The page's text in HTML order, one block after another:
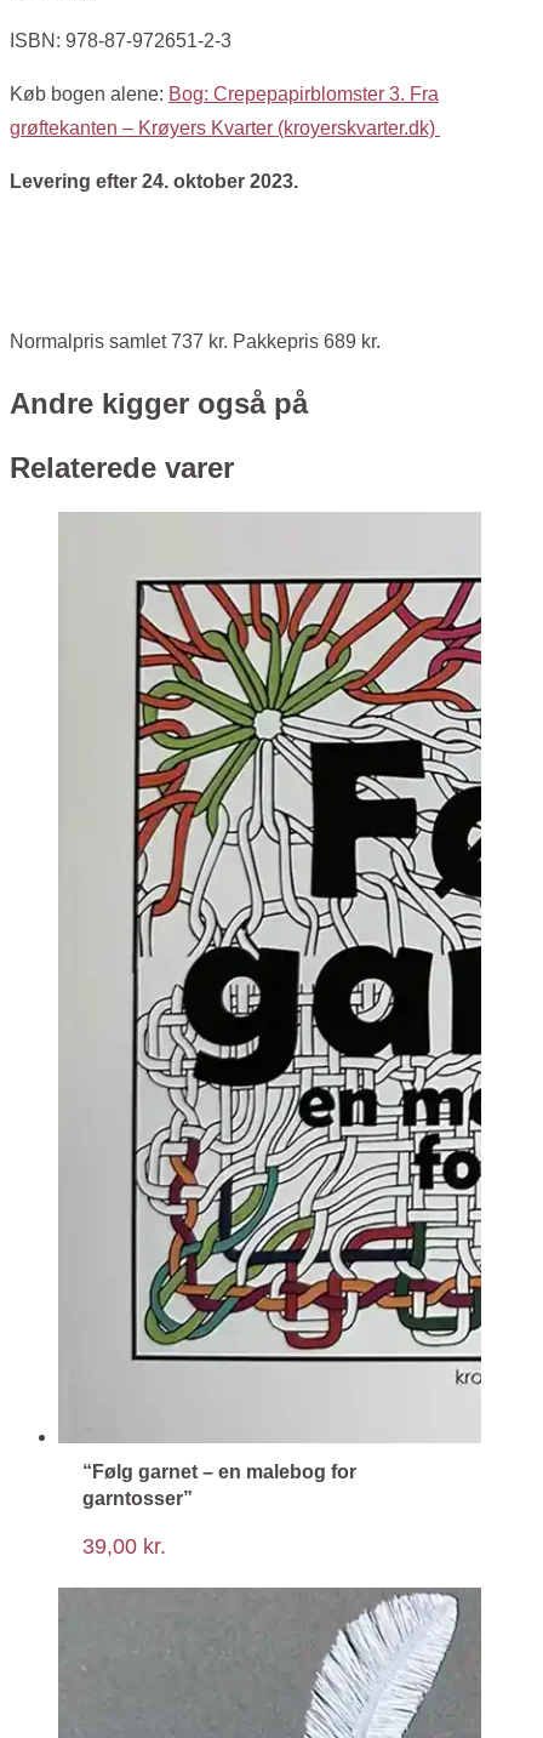
ISBN: 978-87-972651-2-3
Køb bogen alene: Bog: Crepepapirblomster 3. Fra
grøftekanten – Krøyers Kvarter (kroyerskvarter.dk)
Levering efter 24. oktober 2023.
Normalpris samlet 737 kr. Pakkepris 689 kr.
Andre kigger også på
Relaterede varer
“Følg garnet – en malebog for
garntosser”
39,00 kr.